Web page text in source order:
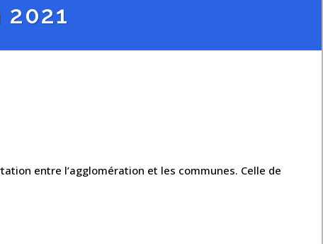
entre l’agglomération et les communes. Celle de